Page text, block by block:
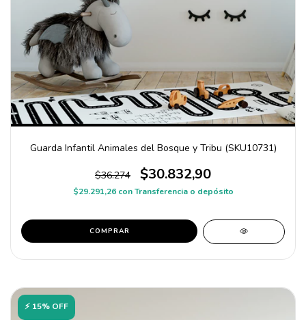
Guarda Infantil Animales del Bosque y Tribu (SKU10731)
$36.274 $30.832,90
$29.291,26 con Transferencia o depósito
COMPRAR
⚡ 15% OFF